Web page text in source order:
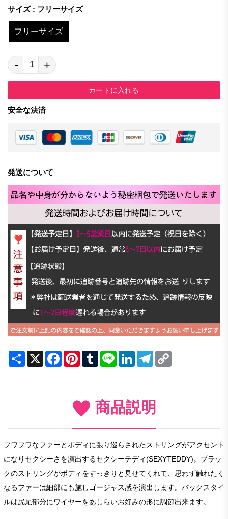
サイズ : フリーサイズ
フリーサイズ
- +
カートに入れる
安全な決済
発送について
Share X FacebookPinterestTumblrLine LinkedInTelegram
商品説明
フワフワなファーとボディに張り巡らされたストリングがアクセント
になりセクシーさを演出するセクシーテディ(SEXYTEDDY)。ブラッ
クのストリングがボディをすっきりと見せてくれて、思わず触れたく
なるファーは細部にも施しゴージャス感を演出します。バックスタイ
ルは尻尾部分にワイヤーをあしらいお好みの形に調節出来ます。